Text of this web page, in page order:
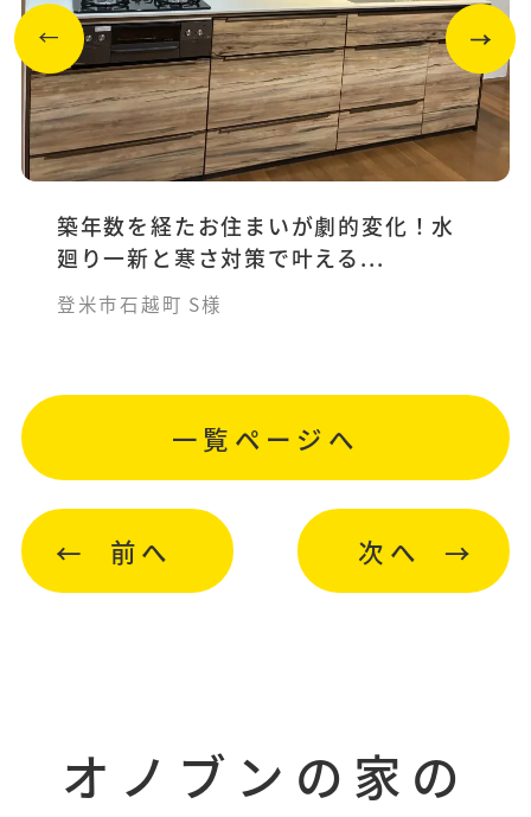
築年数を経たお住まいが劇的変化！水
廻り一新と寒さ対策で叶える...
登米市石越町 S様
前へ
一覧ページへ
次へ
オノブンの家の